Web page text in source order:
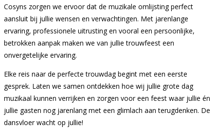
Cosyns zorgen we ervoor dat de muzikale omlijsting perfect
aansluit bij jullie wensen en verwachtingen. Met jarenlange
ervaring, professionele uitrusting en vooral een persoonlijke,
betrokken aanpak maken we van jullie trouwfeest een
onvergetelijke ervaring.
Elke reis naar de perfecte trouwdag begint met een eerste
gesprek. Laten we samen ontdekken hoe wij jullie grote dag
muzikaal kunnen verrijken en zorgen voor een feest waar jullie én
jullie gasten nog jarenlang met een glimlach aan terugdenken. De
dansvloer wacht op jullie!